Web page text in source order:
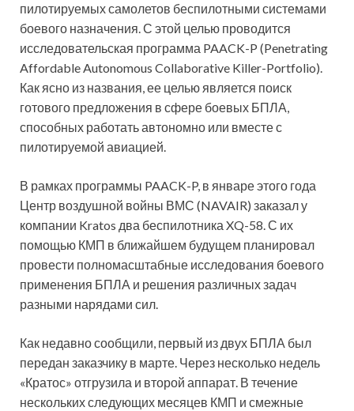
пилотируемых самолетов беспилотными системами
боевого назначения. С этой целью проводится
исследовательская программа PAACK-P (Penetrating
Affordable Autonomous Collaborative Killer-Portfolio).
Как ясно из названия, ее целью является поиск
готового предложения в сфере боевых БПЛА,
способных работать автономно или вместе с
пилотируемой авиацией.
В рамках программы PAACK-P, в январе этого года
Центр воздушной войны ВМС (NAVAIR) заказал у
компании Kratos два беспилотника XQ-58. С их
помощью КМП в ближайшем будущем планировал
провести полномасштабные исследования боевого
применения БПЛА и решения различных задач
разными нарядами сил.
Как недавно сообщили, первый из двух БПЛА был
передан заказчику в марте. Через несколько недель
«Кратос» отгрузила и второй аппарат. В течение
нескольких следующих месяцев КМП и смежные